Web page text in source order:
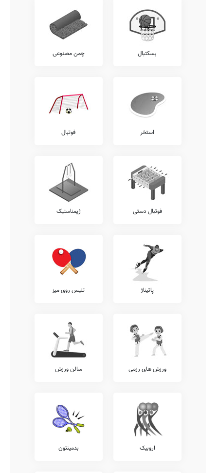
بسکتبال چمن مصنوعی
استخر فوتبال
فوتبال دستی ژیمناستیک
پاتیناژ تنیس روی میز
ورزش های رزمی سالن ورزش
اروبیک بدمینتون